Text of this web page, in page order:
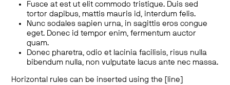
Fusce at est ut elit commodo tristique. Duis sed
tortor dapibus, mattis mauris id, interdum felis.
Nunc sodales sapien urna, in sagittis eros congue
eget. Donec id tempor enim, fermentum auctor
quam.
Donec pharetra, odio et lacinia facilisis, risus nulla
bibendum nulla, non vulputate lacus ante nec massa.
Horizontal rules can be inserted using the [line]